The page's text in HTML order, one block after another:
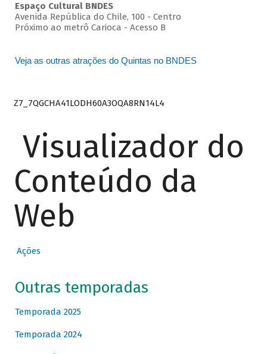
Espaço Cultural BNDES
Avenida República do Chile, 100 - Centro
Próximo ao metrô Carioca - Acesso B
Veja as outras atrações do Quintas no BNDES
Z7_7QGCHA41LODH60A3OQA8RN14L4
Visualizador do
Conteúdo da
Web
Ações
Outras temporadas
Temporada 2025
Temporada 2024